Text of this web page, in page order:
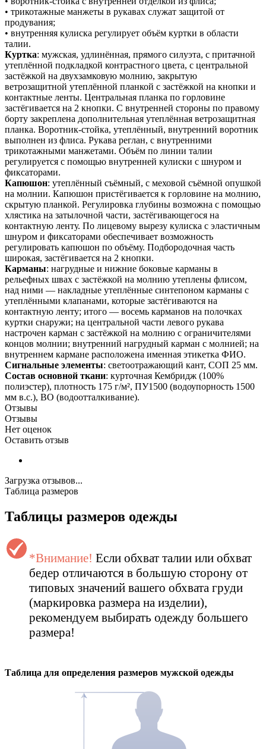
• трикотажные манжеты в рукавах служат защитой от
продувания;
• внутренняя кулиска регулирует объём куртки в области
талии.
Куртка: мужская, удлинённая, прямого силуэта, с притачной
утеплённой подкладкой контрастного цвета, с центральной
застёжкой на двухзамковую молнию, закрытую
ветрозащитной утеплённой планкой с застёжкой на кнопки и
контактные ленты. Центральная планка по горловине
застёгивается на 2 кнопки. С внутренней стороны по правому
борту закреплена дополнительная утеплённая ветрозащитная
планка. Воротник-стойка, утеплённый, внутренний воротник
выполнен из флиса. Рукава реглан, с внутренними
трикотажными манжетами. Объём по линии талии
регулируется с помощью внутренней кулиски с шнуром и
фиксаторами.
Капюшон: утеплённый съёмный, с меховой съёмной опушкой
на молнии. Капюшон пристёгивается к горловине на молнию,
скрытую планкой. Регулировка глубины возможна с помощью
хлястика на затылочной части, застёгивающегося на
контактную ленту. По лицевому вырезу кулиска с эластичным
шнуром и фиксаторами обеспечивает возможность
регулировать капюшон по объёму. Подбородочная часть
широкая, застёгивается на 2 кнопки.
Карманы: нагрудные и нижние боковые карманы в
рельефных швах с застёжкой на молнию утеплены флисом,
над ними — накладные утеплённые синтепоном карманы с
утеплёнными клапанами, которые застёгиваются на
контактную ленту; итого — восемь карманов на полочках
куртки снаружи; на центральной части левого рукава
настрочен карман с застёжкой на молнию с ограничителями
концов молнии; внутренний нагрудный карман с молнией; на
внутреннем кармане расположена именная этикетка ФИО.
Сигнальные элементы: светоотражающий кант, СОП 25 мм.
Состав основной ткани: курточная Кембридж (100%
полиэстер), плотность 175 г/м², ПУ1500 (водоупорность 1500
мм в.с.), ВО (водоотталкивание).
Отзывы
Отзывы
Нет оценок
Оставить отзыв
Загрузка отзывов...
Таблица размеров
Таблицы размеров одежды
*Внимание! Если обхват талии или обхват
бедер отличаются в большую сторону от
типовых значений вашего обхвата груди
(маркировка размера на изделии),
рекомендуем выбирать одежду большего
размера!
Таблица для определения размеров мужской одежды